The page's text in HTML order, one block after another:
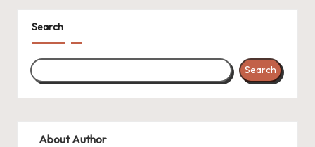
Search
Search
About Author